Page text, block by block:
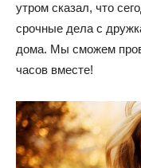
утром сказал, что
срочные дела с
дома. Мы сможем
часов вместе!